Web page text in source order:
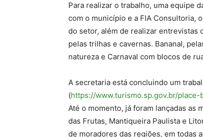
Para realizar o trabalho, uma equipe
com o município e a FIA Consultoria,
do setor, além de realizar entrevistas
pelas trilhas e cavernas. Bananal,
natureza e Carnaval com blocos de
A secretaria está concluindo um
(https://www.turismo.sp.gov.br/place-
Até o momento, já foram lançadas as
das Frutas, Mantiqueira Paulista e
de moradores das regiões, em todas